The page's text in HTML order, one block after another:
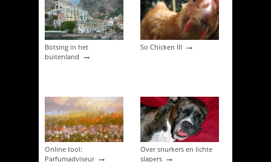
Botsing in het
buitenland →
So Chicken III →
Online tool:
Parfumadviseur→
Over snurkers en lichte
slapers →